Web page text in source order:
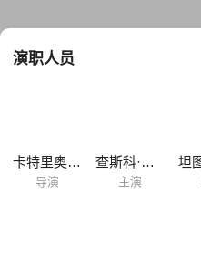
演职人员
卡特里奥娜·麦肯齐
导演
查斯科·斯宾塞
主演